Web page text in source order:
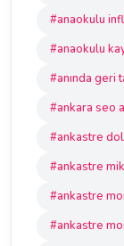
#anaokulu
#anaokulu
#anında geri
#ankara seo
#ankastre
#ankastre
#ankastre
#ankastre